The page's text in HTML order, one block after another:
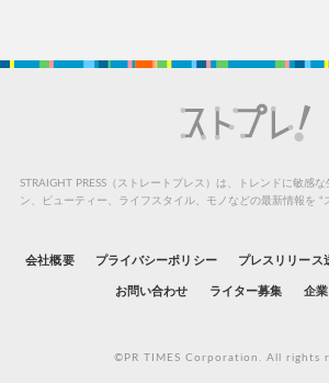
STRAIGHT PRESS（ストレートプレス）は、トレンドに敏感な
ン、ビューティー、ライフスタイル、モノなどの最新情報を “
会社概要 プライバシーポリシー プレスリリース
お問い合わせ ライター募集 企
©PR TIMES Corporation. All rights